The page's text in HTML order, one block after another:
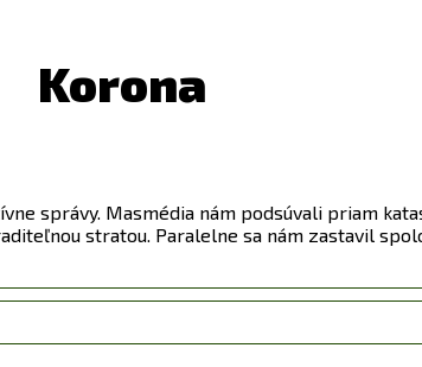
Korona
správy. Masmédia nám podsúvali priam
stratou. Paralelne sa nám zastavil